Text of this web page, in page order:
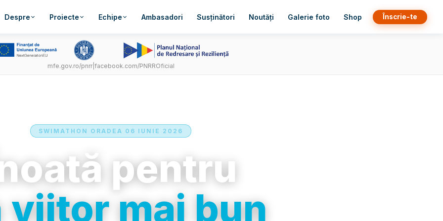
Despre Proiecte Echipe Ambasadori Susținători Noutăți Galerie foto Shop Înscrie-te
mfe.gov.ro/pnrr| facebook.com/PNRROficial
SWIMATHON ORADEA 06 IUNIE 2026
pentru
viitor mai bun